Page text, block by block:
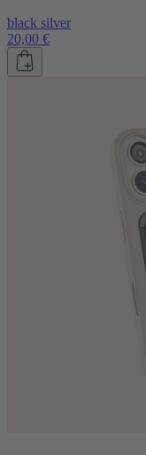
black silver
20,00 €